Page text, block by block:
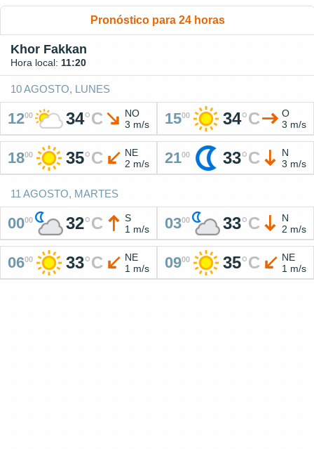
Pronóstico para 24 horas
Khor Fakkan
Hora local: 11:20
10 AGOSTO, LUNES
1200 34°C
NO
3 m/s
1500 34°C
O
3 m/s
1800 35°C
NE
2 m/s
2100 33°C
N
3 m/s
11 AGOSTO, MARTES
0000 32°C
S
1 m/s
0300 33°C
N
2 m/s
0600 33°C
NE
1 m/s
0900 35°C
NE
1 m/s